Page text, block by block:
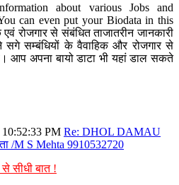
about various Jobs and
can even put your Biodata in this
रोजगार से संबंधित ताजातरीन जानकारी
सम्बंधियों के वैवाहिक और रोजगार से
आप अपना बायो डाटा भी यहां डाल सकते
PM Re: DHOL DAMAU
/M S Mehta 9910532720
सीधी बात !